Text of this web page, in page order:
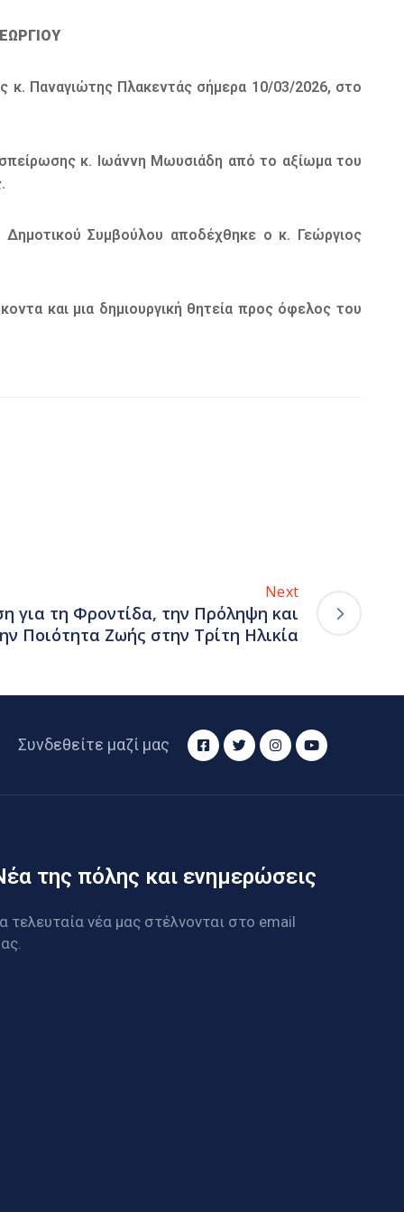
κ. Παναγιώτης Πλακεντάς σήμερα 10/03/2026, στο
κ. Ιωάννη Μωυσιάδη από το αξίωμα του
Συμβούλου αποδέχθηκε ο κ. Γεώργιος
και μια δημιουργική θητεία προς όφελος του
Next
για τη Φροντίδα, την Πρόληψη και
Ποιότητα Ζωής στην Τρίτη Ηλικία
Συνδεθείτε μαζί μας
της πόλης και ενημερώσεις
τελευταία νέα μας στέλνονται στο email